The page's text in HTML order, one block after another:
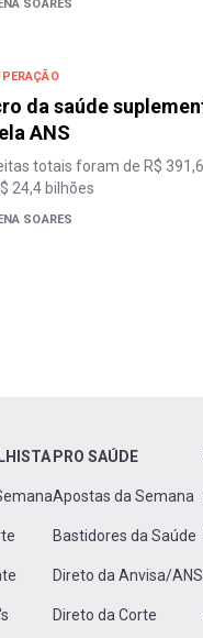
SOARES
da saúde
ANS
totais foram de R$
24,4 bilhões
SOARES
PRO SAÚDE
Apostas da Semana
Bastidores da Saúde
Direto da Anvisa/ANS
Direto da Corte